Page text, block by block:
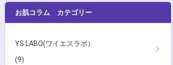
お肌コラム カテゴリー
YS LABO(ワイエスラボ）
(9)